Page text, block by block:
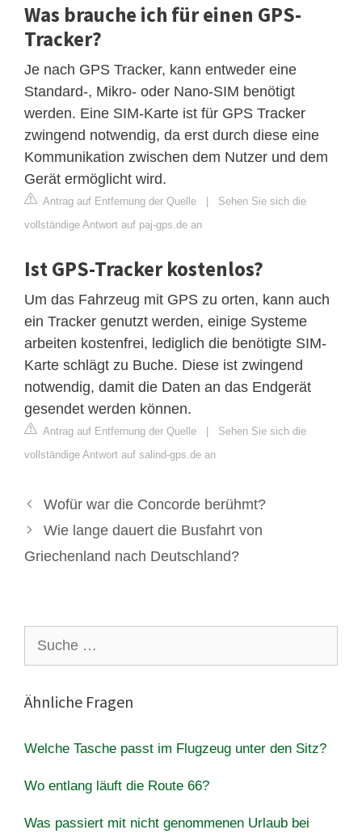
Was brauche ich für einen GPS-
Tracker?
Je nach GPS Tracker, kann entweder eine
Standard-, Mikro- oder Nano-SIM benötigt
werden. Eine SIM-Karte ist für GPS Tracker
zwingend notwendig, da erst durch diese eine
Kommunikation zwischen dem Nutzer und dem
Gerät ermöglicht wird.
Antrag auf Entfernung der Quelle | Sehen Sie sich die
vollständige Antwort auf paj-gps.de an
Ist GPS-Tracker kostenlos?
Um das Fahrzeug mit GPS zu orten, kann auch
ein Tracker genutzt werden, einige Systeme
arbeiten kostenfrei, lediglich die benötigte SIM-
Karte schlägt zu Buche. Diese ist zwingend
notwendig, damit die Daten an das Endgerät
gesendet werden können.
Antrag auf Entfernung der Quelle | Sehen Sie sich die
vollständige Antwort auf salind-gps.de an
Wofür war die Concorde berühmt?
Wie lange dauert die Busfahrt von
Griechenland nach Deutschland?
nach:
Ähnliche Fragen
Welche Tasche passt im Flugzeug unter den Sitz?
Wo entlang läuft die Route 66?
Was passiert mit nicht genommenen Urlaub bei